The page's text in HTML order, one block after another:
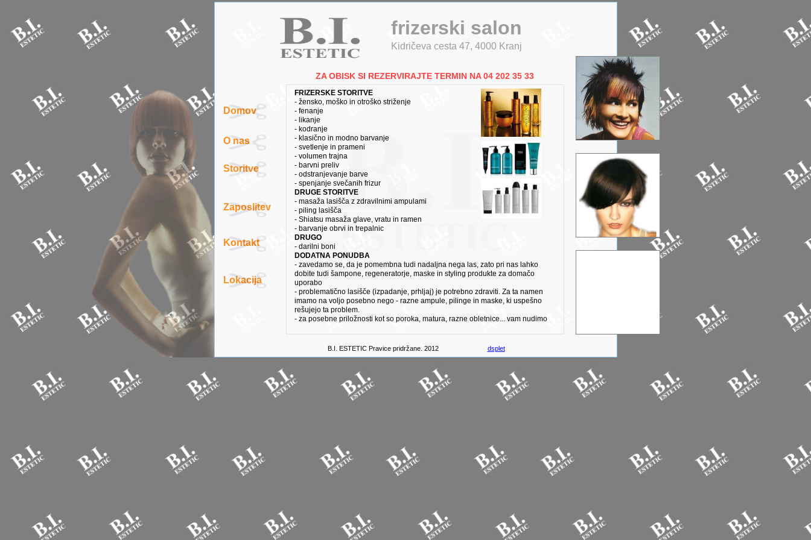
frizerski salon
Kidričeva cesta 47, 4000 Kranj
B.I. ESTETIC Pravice pridržane. 2012 dsplet
Domov
Storitve
Lokacija
O nas
Zaposlitev
Kontakt
ZA OBISK SI REZERVIRAJTE TERMIN NA 04 202 35 33
FRIZERSKE STORITVE
- žensko, moško in otroško striženje
- fenanje
- likanje
- kodranje
- klasično in modno barvanje
- svetlenje in prameni
- volumen trajna
- barvni preliv
- odstranjevanje barve
- spenjanje svečanih frizur
DRUGE STORITVE
- masaža lasišča z zdravilnimi ampulami
- piling lasišča
- Shiatsu masaža glave, vratu in ramen
- barvanje obrvi in trepalnic
DRUGO
- darilni boni
DODATNA PONUDBA
- zavedamo se, da je pomembna tudi nadaljna nega las, zato pri nas lahko
dobite tudi šampone, regeneratorje, maske in styling produkte za domačo
uporabo
- problematično lasišče (izpadanje, prhljaj) je potrebno zdraviti. Za ta namen
imamo na voljo posebno nego - razne ampule, pilinge in maske, ki uspešno
rešujejo ta problem.
- za posebne priložnosti kot so poroka, matura, razne obletnice... vam nudimo